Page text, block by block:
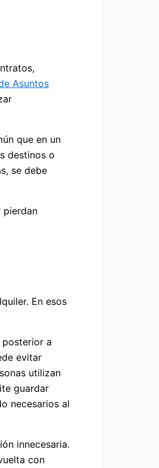
Asuntos
que en un
destinos o
se debe
pierdan
En esos
posterior a
evitar
utilizan
guardar
necesarios al
innecesaria.
con